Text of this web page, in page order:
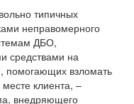
типичных
неправомерного
ДБО,
средствами на
помогающих взломать
клиента, –
внедряющего